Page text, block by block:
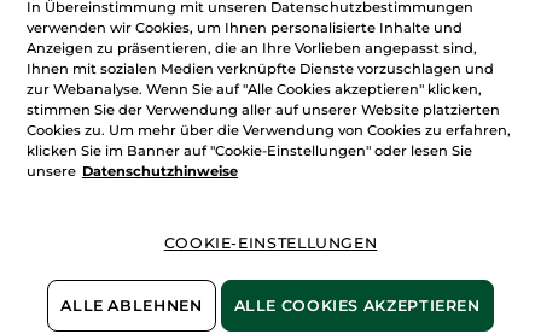
Bewertungen
anzeigen.
Bouquet
Ambré
–
de
Parfum
30
ml
Menge
IN DEN WARENKORB
Zahlung perRechnung mit Klarnau.a.
100 % zufrieden oder Geld zurück
In Übereinstimmung mit unseren Datenschutzbestimmungen
verwenden wir Cookies, um Ihnen personalisierte Inhalte und
Anzeigen zu präsentieren, die an Ihre Vorlieben angepasst sind,
Ihnen mit sozialen Medien verknüpfte Dienste vorzuschlagen und
zur Webanalyse. Wenn Sie auf "Alle Cookies akzeptieren" klicken,
stimmen Sie der Verwendung aller auf unserer Website platzierten
Cookies zu. Um mehr über die Verwendung von Cookies zu erfahren,
klicken Sie im Banner auf "Cookie-Einstellungen" oder lesen Sie
unsere Datenschutzhinweise
COOKIE-EINSTELLUNGEN
ALLE ABLEHNEN ALLE COOKIES AKZEPTIEREN